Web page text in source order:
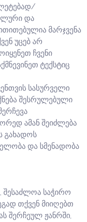
და
მარჯვენა
უცებ არ
ჩვენი
ტექსტიც
სასურველი
შესრულებული
ამან შეიძლება
გახადოს
და სმენადობა
შესაძლოა საჭირო
თქვენ მიიღებთ
შერჩეულ ჟანრში,